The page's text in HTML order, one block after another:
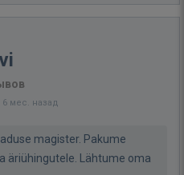
мес. назад
magister. Pakume
äriühingutele. Lähtume oma